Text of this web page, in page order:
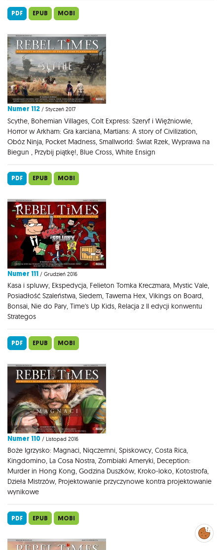
PDF EPUB MOBI
Numer 112 / Styczeń 2017
Scythe, Bohemian Villages, Colt Express: Szeryf i Więźniowie,
Horror w Arkham: Gra karciana, Martians: A story of Civilization,
Obóz Ninja, Pocket Madness, Smallworld: Świat Rzek, Wyprawa na
Biegun , Przybij piątkę!, Blue Cross, White Ensign
PDF EPUB MOBI
Numer 111 / Grudzień 2016
Kasa i spluwy, Ekspedycja, Felieton Tomka Kreczmara, Mystic Vale,
Posiadłość Szaleństwa, Siedem, Tawerna Hex, Vikings on Board,
Bonsai, Nie do Pary, Time's Up Kids, Relacja z II edycji konwentu
Strategos
PDF EPUB MOBI
Numer 110 / Listopad 2016
Boże Igrzysko: Magnaci, Niqczemni, Spiskowcy, Costa Rica,
Kingdomino, La Cosa Nostra, Zombiaki Ameryki, Deception:
Murder in Hong Kong, Godzina Duszków, Kroko-loko, Kotostrofa,
Dzieła Mistrzów, Projektowanie przyczynowe kontra projektowanie
wynikowe
PDF EPUB MOBI
Zarządzaj
preferencjami
cookies